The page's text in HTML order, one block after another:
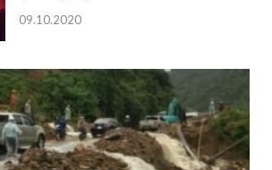
09.10.2020